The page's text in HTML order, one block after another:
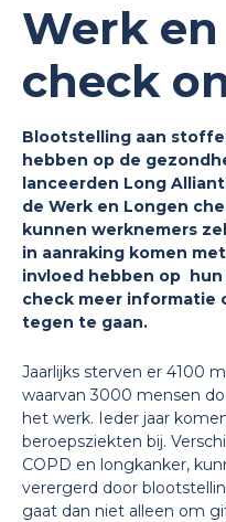
Werk
check
Blootstelling aan
hebben op de
lanceerden Long
de Werk en Longen
kunnen werknemers
in aanraking komen
invloed hebben op
check meer informatie
tegen te gaan.
Jaarlijks sterven er 4100
waarvan 3000 mensen
het werk. Ieder jaar
beroepsziekten bij.
COPD en longkanker,
verergerd door
gaat dan niet alleen om